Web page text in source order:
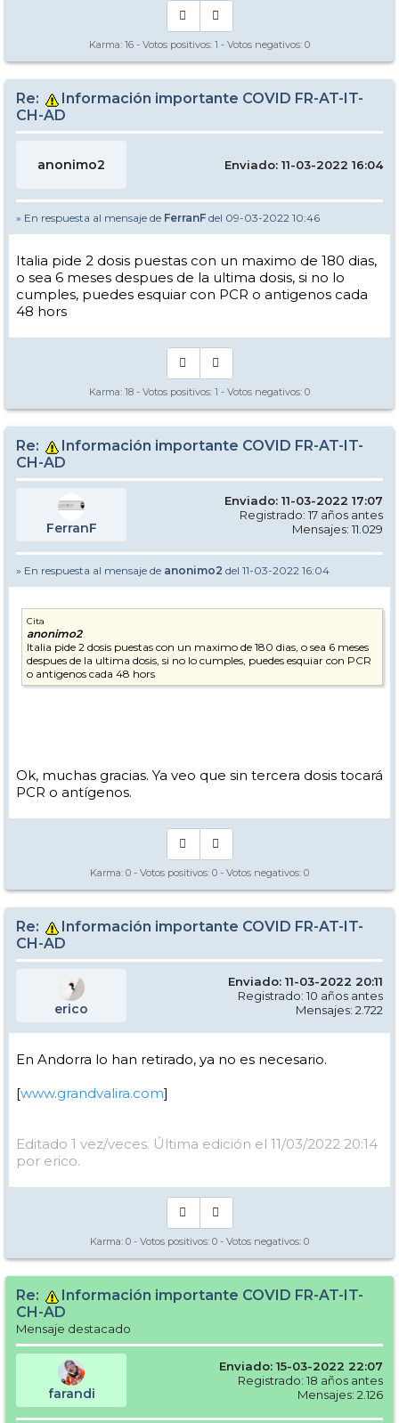
Karma: 16 - Votos positivos: 1 - Votos negativos: 0
Re:
Información importante COVID FR-AT-IT-
CH-AD
anonimo2 Enviado: 11-03-2022 16:04
» En respuesta al mensaje de FerranF del 09-03-2022 10:46
Italia pide 2 dosis puestas con un maximo de 180 dias,
o sea 6 meses despues de la ultima dosis, si no lo
cumples, puedes esquiar con PCR o antigenos cada
48 hors
Karma: 18 - Votos positivos: 1 - Votos negativos: 0
Re:
Información importante COVID FR-AT-IT-
CH-AD
FerranF
Enviado: 11-03-2022 17:07
Registrado: 17 años antes
Mensajes: 11.029
» En respuesta al mensaje de anonimo2 del 11-03-2022 16:04
Cita
anonimo2
Italia pide 2 dosis puestas con un maximo de 180 dias, o sea 6 meses
despues de la ultima dosis, si no lo cumples, puedes esquiar con PCR
o antigenos cada 48 hors
Ok, muchas gracias. Ya veo que sin tercera dosis tocará
PCR o antígenos.
Karma: 0 - Votos positivos: 0 - Votos negativos: 0
Re:
Información importante COVID FR-AT-IT-
CH-AD
erico
Enviado: 11-03-2022 20:11
Registrado: 10 años antes
Mensajes: 2.722
En Andorra lo han retirado, ya no es necesario.
[www.grandvalira.com]
Editado 1 vez/veces. Última edición el 11/03/2022 20:14
por erico.
Karma: 0 - Votos positivos: 0 - Votos negativos: 0
Re:
Información importante COVID FR-AT-IT-
CH-AD
Mensaje destacado
farandi
Enviado: 15-03-2022 22:07
Registrado: 18 años antes
Mensajes: 2.126